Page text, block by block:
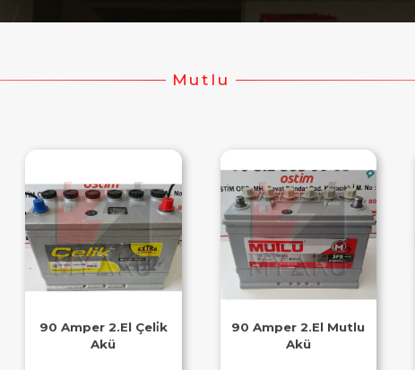
90 Amper 2.El Çeli̇k
Akü
90 Amper 2.El Mutlu
Akü